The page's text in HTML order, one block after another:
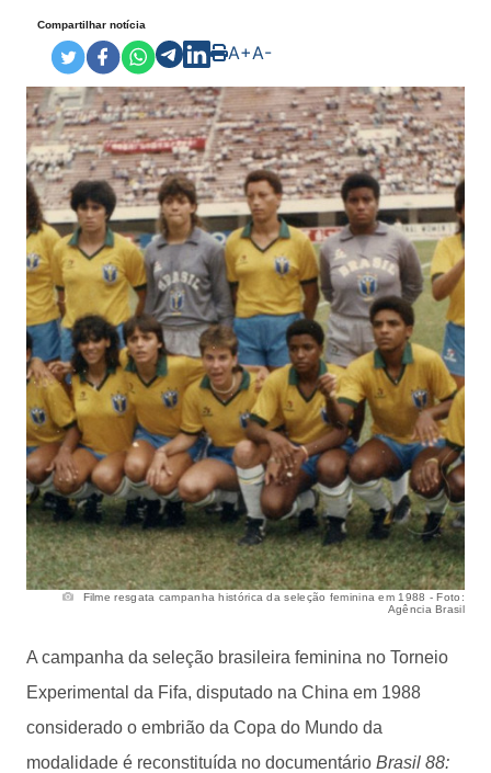
Compartilhar notícia
A+A-
Filme resgata campanha histórica da seleção feminina em 1988 - Foto:
Agência Brasil
A campanha da seleção brasileira feminina no Torneio
Experimental da Fifa, disputado na China em 1988
considerado o embrião da Copa do Mundo da
modalidade é reconstituída no documentário Brasil 88: